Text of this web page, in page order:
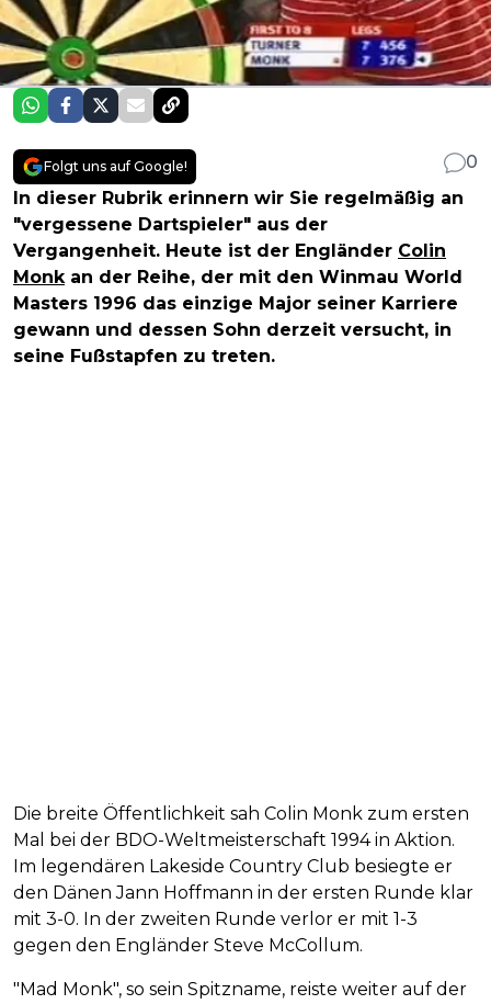
Folgt uns auf Google!
0
In dieser Rubrik erinnern wir Sie regelmäßig an
"vergessene Dartspieler" aus der
Vergangenheit. Heute ist der Engländer Colin
Monkan der Reihe, der mit den Winmau World
Masters 1996 das einzige Major seiner Karriere
gewann und dessen Sohn derzeit versucht, in
seine Fußstapfen zu treten.
Die breite Öffentlichkeit sah Colin Monk zum ersten
Mal bei der BDO-Weltmeisterschaft 1994 in Aktion.
Im legendären Lakeside Country Club besiegte er
den Dänen Jann Hoffmann in der ersten Runde klar
mit 3-0. In der zweiten Runde verlor er mit 1-3
gegen den Engländer Steve McCollum.
"Mad Monk", so sein Spitzname, reiste weiter auf der